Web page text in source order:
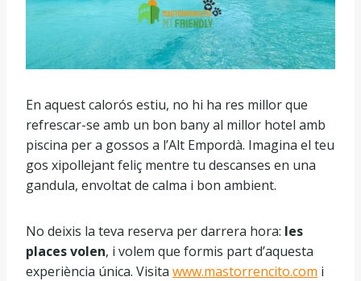
En aquest calorós estiu, no hi ha res millor que
refrescar-se amb un bon bany al millor hotel amb
piscina per a gossos a l’Alt Empordà. Imagina el teu
gos xipollejant feliç mentre tu descanses en una
gandula, envoltat de calma i bon ambient.
No deixis la teva reserva per darrera hora: les
places volen, i volem que formis part d’aquesta
experiència única. Visita www.mastorrencito.com i